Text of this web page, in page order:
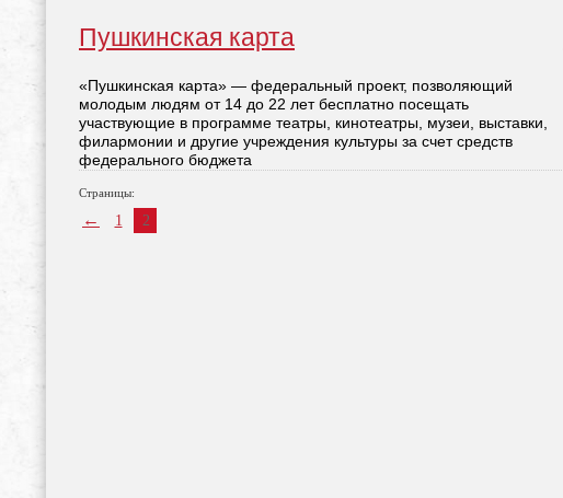
Пушкинская карта
«Пушкинская карта» — федеральный проект, позволяющий
молодым людям от 14 до 22 лет бесплатно посещать
участвующие в программе театры, кинотеатры, музеи, выставки,
филармонии и другие учреждения культуры за счет средств
федерального бюджета
Страницы:
← 1 2